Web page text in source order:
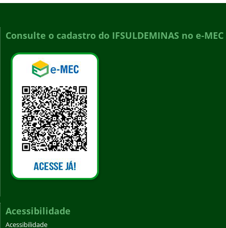
Consulte o cadastro do IFSULDEMINAS no e-MEC
Acessibilidade
Acessibilidade